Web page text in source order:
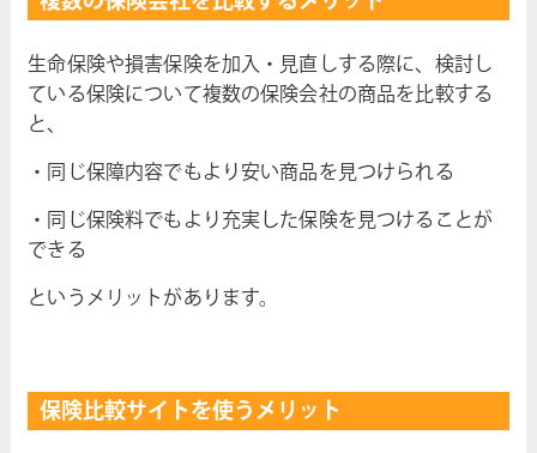
生命保険や損害保険を加入・見直しする際に、検討し
ている保険について複数の保険会社の商品を比較する
と、
・同じ保障内容でもより安い商品を見つけられる
・同じ保険料でもより充実した保険を見つけることが
できる
というメリットがあります。
保険比較サイトを使うメリット